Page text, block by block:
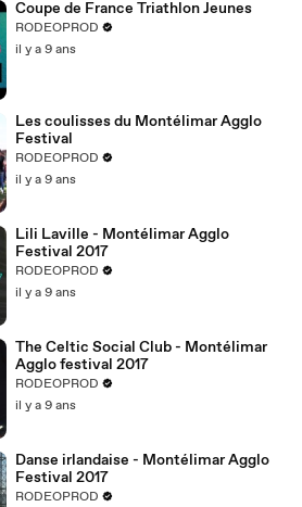
Coupe de France Triathlon Jeunes
RODEOPROD
il y a 9 ans
Les coulisses du Montélimar Agglo
Festival
RODEOPROD
il y a 9 ans
Lili Laville - Montélimar Agglo
Festival 2017
RODEOPROD
il y a 9 ans
The Celtic Social Club - Montélimar
Agglo festival 2017
RODEOPROD
il y a 9 ans
Danse irlandaise - Montélimar Agglo
Festival 2017
RODEOPROD